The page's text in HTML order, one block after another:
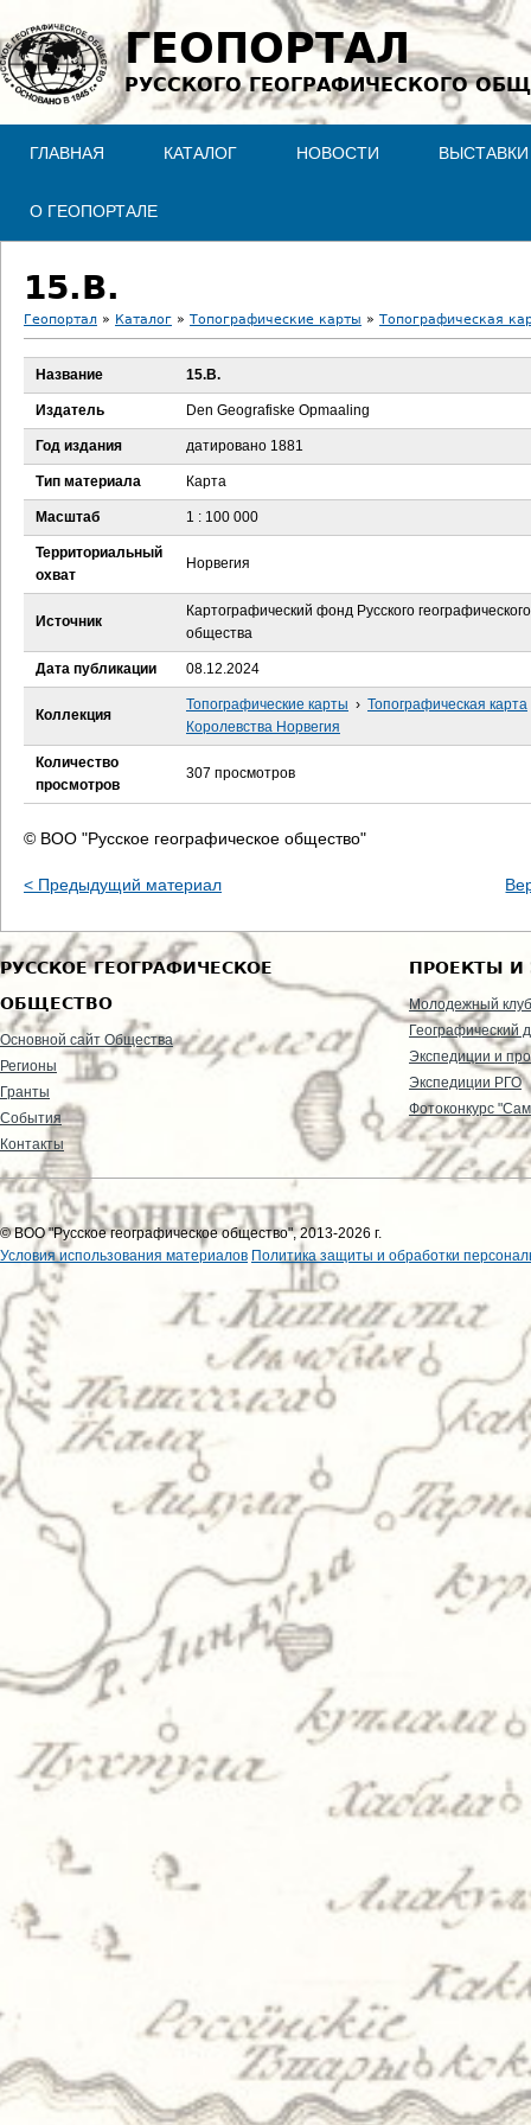
Jump to navigation
ГЕОПОРТАЛ
РУССКОГО ГЕОГРАФИЧЕСКОГО
ГЛАВНАЯ КАТАЛОГ НОВОСТИ ВЫСТАВКИ
О ГЕОПОРТАЛЕ
15.B.
В
ы
д
е
с
Геопортал » Каталог » Топографические карты » Топографическая
Название 15.B.
Издатель Den Geografiske Opmaaling
Год издания датировано 1881
Тип материала Карта
Масштаб 1 : 100 000
Территориальный
охват
Норвегия
Источник
Картографический фонд Русского географического
общества
Дата публикации 08.12.2024
Коллекция
Топографические карты › Топографическая карта
Королевства Норвегия
Количество
просмотров
307 просмотров
© ВОО "Русское географическое общество"
< Предыдущий материал
РУССКОЕ ГЕОГРАФИЧЕСКОЕ
ОБЩЕСТВО
Основной сайт Общества
Регионы
Гранты
События
Контакты
ПРОЕКТЫ И
Молодежный клуб
Географический
Экспедиции и
Экспедиции РГО
Фотоконкурс
© ВОО "Русское географическое общество", 2013-2026 г.
Условия использования материалов Политика защиты и обработки